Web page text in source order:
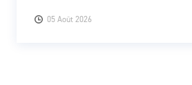
05 Août 2026